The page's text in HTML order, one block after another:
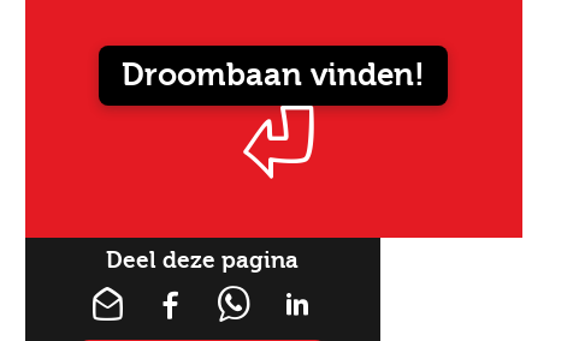
Droombaan vinden!
Deel deze pagina